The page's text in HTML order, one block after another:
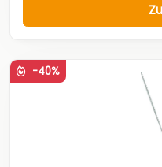
-40%